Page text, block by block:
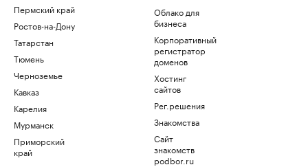
Пермский край
Ростов-на-Дону
Татарстан
Тюмень
Черноземье
Кавказ
Карелия
Мурманск
Приморский
край
Облако для
бизнеса
Корпоративный
регистратор
доменов
Хостинг
сайтов
Рег.решения
Знакомства
Сайт
знакомств
podbor.ru